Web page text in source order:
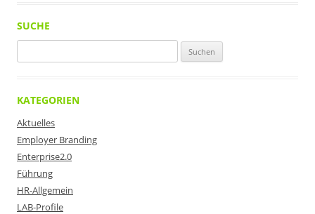
SUCHE
nach:
KATEGORIEN
Aktuelles
Employer Branding
Enterprise2.0
Führung
HR-Allgemein
LAB-Profile